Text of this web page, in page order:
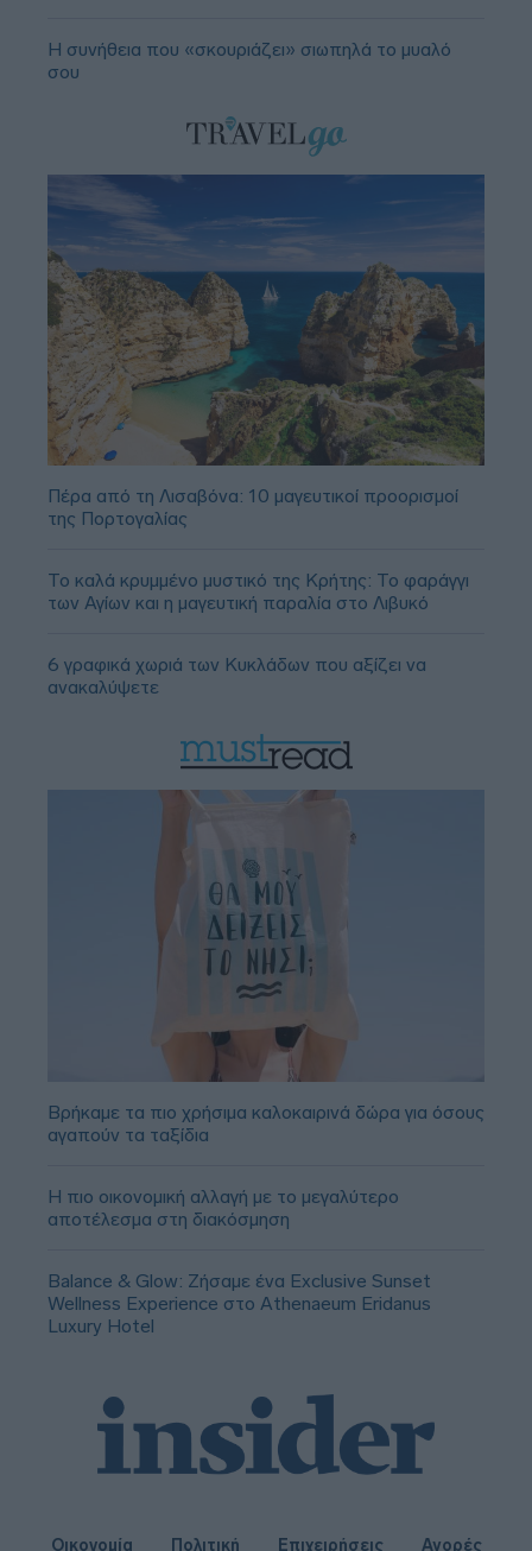
Η συνήθεια που «σκουριάζει» σιωπηλά το μυαλό
σου
Πέρα από τη Λισαβόνα: 10 μαγευτικοί προορισμοί
της Πορτογαλίας
Το καλά κρυμμένο μυστικό της Κρήτης: Το φαράγγι
των Αγίων και η μαγευτική παραλία στο Λιβυκό
6 γραφικά χωριά των Κυκλάδων που αξίζει να
ανακαλύψετε
Βρήκαμε τα πιο χρήσιμα καλοκαιρινά δώρα για όσους
αγαπούν τα ταξίδια
Η πιο οικονομική αλλαγή με το μεγαλύτερο
αποτέλεσμα στη διακόσμηση
Balance & Glow: Ζήσαμε ένα Exclusive Sunset
Wellness Experience στο Athenaeum Eridanus
Luxury Hotel
Οικονομία Πολιτική Επιχειρήσεις Αγορές